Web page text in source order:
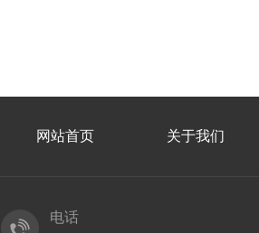
网站首页 关于我们
电话